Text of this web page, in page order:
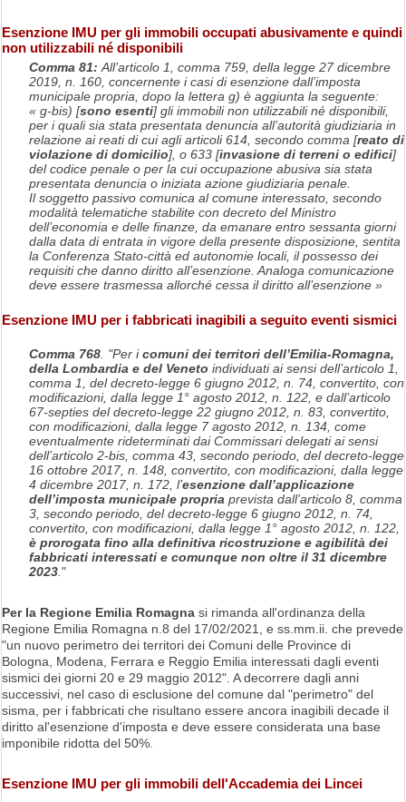
Esenzione IMU per gli immobili occupati abusivamente e quindi
non utilizzabili né disponibili
Comma 81: All’articolo 1, comma 759, della legge 27 dicembre
2019, n. 160, concernente i casi di esenzione dall’imposta
municipale propria, dopo la lettera g) è aggiunta la seguente:
« g-bis) [sono esenti] gli immobili non utilizzabili né disponibili,
per i quali sia stata presentata denuncia all’autorità giudiziaria in
relazione ai reati di cui agli articoli 614, secondo comma [reato di
violazione di domicilio], o 633 [invasione di terreni o edifici]
del codice penale o per la cui occupazione abusiva sia stata
presentata denuncia o iniziata azione giudiziaria penale.
Il soggetto passivo comunica al comune interessato, secondo
modalità telematiche stabilite con decreto del Ministro
dell’economia e delle finanze, da emanare entro sessanta giorni
dalla data di entrata in vigore della presente disposizione, sentita
la Conferenza Stato-città ed autonomie locali, il possesso dei
requisiti che danno diritto all’esenzione. Analoga comunicazione
deve essere trasmessa allorché cessa il diritto all’esenzione »
Esenzione IMU per i fabbricati inagibili a seguito eventi sismici
Comma 768. "Per icomuni dei territori dell’Emilia-Romagna,
della Lombardia e del Veneto individuati ai sensi dell’articolo 1,
comma 1, del decreto-legge 6 giugno 2012, n. 74, convertito, con
modificazioni, dalla legge 1° agosto 2012, n. 122, e dall’articolo
67-septies del decreto-legge 22 giugno 2012, n. 83, convertito,
con modificazioni, dalla legge 7 agosto 2012, n. 134, come
eventualmente rideterminati dai Commissari delegati ai sensi
dell’articolo 2-bis, comma 43, secondo periodo, del decreto-legge
16 ottobre 2017, n. 148, convertito, con modificazioni, dalla legge
4 dicembre 2017, n. 172, l’esenzione dall’applicazione
dell’imposta municipale propria prevista dall’articolo 8, comma
3, secondo periodo, del decreto-legge 6 giugno 2012, n. 74,
convertito, con modificazioni, dalla legge 1° agosto 2012, n. 122,
è prorogata fino alla definitiva ricostruzione e agibilità dei
fabbricati interessati e comunque non oltre il 31 dicembre
2023. "
Per la Regione Emilia Romagnasi rimanda all'ordinanza della
Regione Emilia Romagna n.8 del 17/02/2021, e ss.mm.ii. che prevede
"un nuovo perimetro dei territori dei Comuni delle Province di
Bologna, Modena, Ferrara e Reggio Emilia interessati dagli eventi
sismici dei giorni 20 e 29 maggio 2012". A decorrere dagli anni
successivi, nel caso di esclusione del comune dal "perimetro" del
sisma, per i fabbricati che risultano essere ancora inagibili decade il
diritto al'esenzione d'imposta e deve essere considerata una base
imponibile ridotta del 50%.
Esenzione IMU per gli immobili dell'Accademia dei Lincei